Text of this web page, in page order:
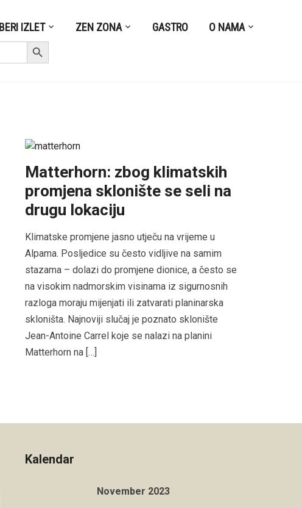
IZLET ZEN ZONA GASTRO O NAMA
Search Button
Matterhorn: zbog klimatskih
promjena sklonište se seli na
drugu lokaciju
Klimatske promjene jasno utječu na vrijeme u
Alpama. Posljedice su često vidljive na samim
stazama – dolazi do promjene dionice, a često se
na visokim nadmorskim visinama iz sigurnosnih
razloga moraju mijenjati ili zatvarati planinarska
skloništa. Najnoviji slučaj je poznato sklonište
Jean-Antoine Carrel koje se nalazi na planini
Matterhorn na […]
Kalendar
November 2023